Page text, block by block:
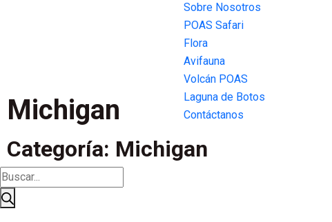
Sobre Nosotros
POAS Safari
Flora
Avifauna
Volcán POAS
Laguna de Botos
Contáctanos
Michigan
Categoría: Michigan